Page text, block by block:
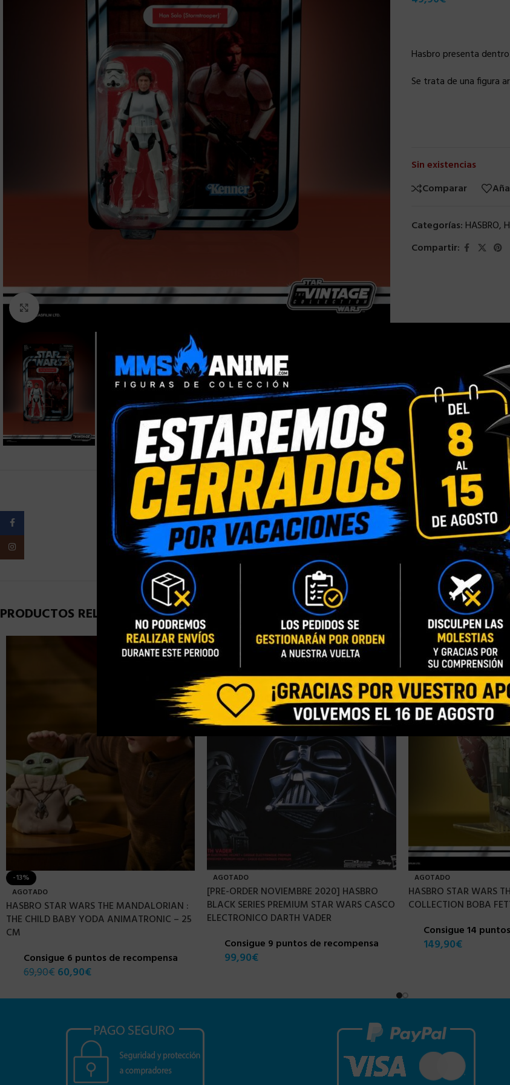
Clic para ampliar
Hasbro presenta
Se trata de una figura
Sin existencias
Comparar
Categorías: HASBRO,
Compartir:
INFORMACIÓN ADICIONAL
PESO
PRODUCTOS RELACIONADOS
-13%
AGOTADO
HASBRO STAR WARS THE MANDALORIAN :
THE CHILD BABY YODA ANIMATRONIC – 25
CM
Consigue 6 puntos de recompensa
69,90€ 60,90€
AGOTADO
[PRE-ORDER NOVIEMBRE 2020] HASBRO
BLACK SERIES PREMIUM STAR WARS CASCO
ELECTRONICO DARTH VADER
Consigue 9 puntos de recompensa
99,90€
AGOTADO
HASBRO STAR WARS
COLLECTION BOBA
Consigue 14
149,90€